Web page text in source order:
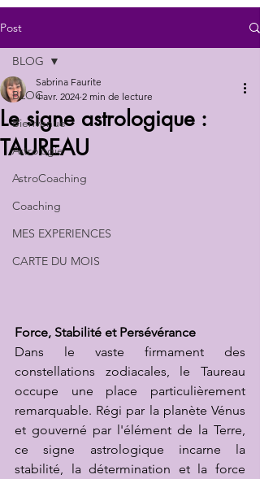
Post
BLOG
Bienvenue
Astrologie
AstroCoaching
Coaching
MES EXPERIENCES
CARTE DU MOIS
BLOG
Le signe astrologique :
TAUREAU
Sabrina Faurite
4 avr. 2024 2 min de lecture
Force, Stabilité et Persévérance
Dans le vaste firmament des
constellations zodiacales, le Taureau
occupe une place particulièrement
remarquable. Régi par la planète Vénus
et gouverné par l'élément de la Terre,
ce signe astrologique incarne la
stabilité, la détermination et la force